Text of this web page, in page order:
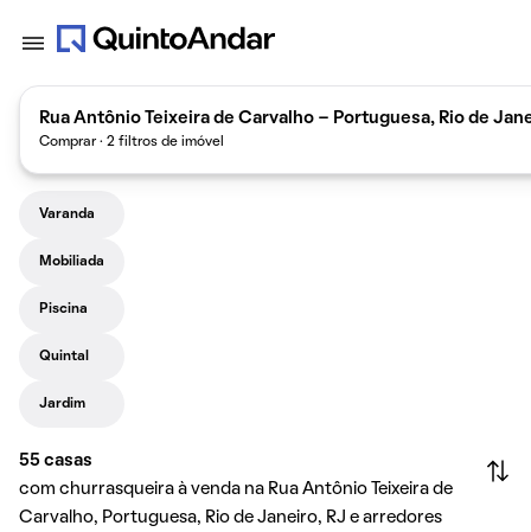
Rua Antônio Teixeira de Carvalho - Portuguesa, Rio de
Comprar · 2 filtros de imóvel
Varanda
Mobiliada
Piscina
Quintal
Jardim
55 casas
com churrasqueira à venda na Rua Antônio Teixeira de
Carvalho, Portuguesa, Rio de Janeiro, RJ e arredores